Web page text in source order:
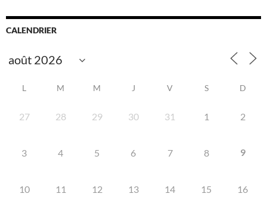
CALENDRIER
L M M J V S D
27 28 29 30 31 1 2
3 4 5 6 7 8 9
10 11 12 13 14 15 16